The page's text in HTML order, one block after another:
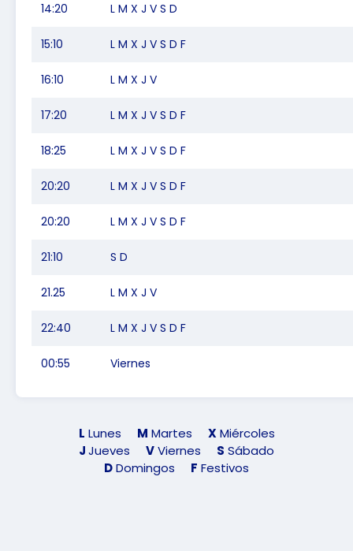
14:20 L M X J V S D
15:10 L M X J V S D F
16:10 L M X J V
17:20 L M X J V S D F
18:25 L M X J V S D F
20:20 L M X J V S D F
20:20 L M X J V S D F
21:10 S D
21.25 L M X J V
22:40 L M X J V S D F
00:55 Viernes
L Lunes M Martes XMiércoles
JJueves VViernes S Sábado
DDomingos F Festivos